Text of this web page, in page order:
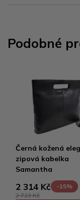
Podobné
Černá kožená
zipová kabelka
Samantha
2 314 Kč
-15%
2 723 Kč